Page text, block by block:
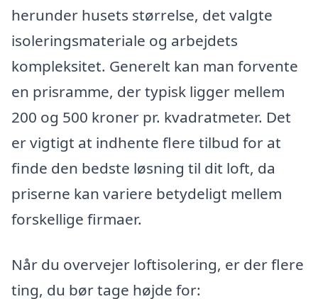
herunder husets størrelse, det valgte
isoleringsmateriale og arbejdets
kompleksitet. Generelt kan man forvente
en prisramme, der typisk ligger mellem
200 og 500 kroner pr. kvadratmeter. Det
er vigtigt at indhente flere tilbud for at
finde den bedste løsning til dit loft, da
priserne kan variere betydeligt mellem
forskellige firmaer.
Når du overvejer loftisolering, er der flere
ting, du bør tage højde for: